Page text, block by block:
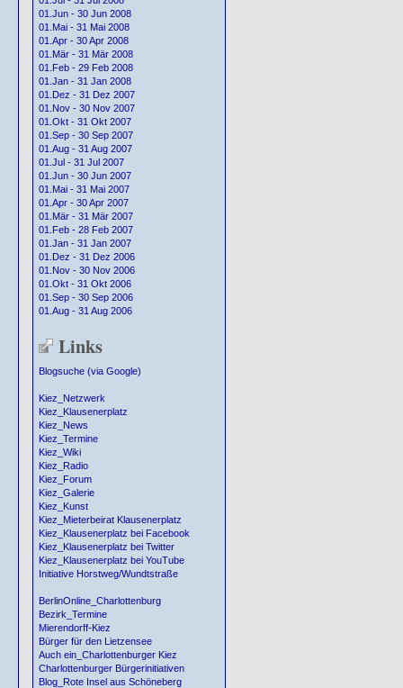
01.Jun - 30 Jun 2008
01.Mai - 31 Mai 2008
01.Apr - 30 Apr 2008
01.Mär - 31 Mär 2008
01.Feb - 29 Feb 2008
01.Jan - 31 Jan 2008
01.Dez - 31 Dez 2007
01.Nov - 30 Nov 2007
01.Okt - 31 Okt 2007
01.Sep - 30 Sep 2007
01.Aug - 31 Aug 2007
01.Jul - 31 Jul 2007
01.Jun - 30 Jun 2007
01.Mai - 31 Mai 2007
01.Apr - 30 Apr 2007
01.Mär - 31 Mär 2007
01.Feb - 28 Feb 2007
01.Jan - 31 Jan 2007
01.Dez - 31 Dez 2006
01.Nov - 30 Nov 2006
01.Okt - 31 Okt 2006
01.Sep - 30 Sep 2006
01.Aug - 31 Aug 2006
Links
Blogsuche (via Google)
Kiez_Netzwerk
Kiez_Klausenerplatz
Kiez_News
Kiez_Termine
Kiez_Wiki
Kiez_Radio
Kiez_Forum
Kiez_Galerie
Kiez_Kunst
Kiez_Mieterbeirat Klausenerplatz
Kiez_Klausenerplatz bei Facebook
Kiez_Klausenerplatz bei Twitter
Kiez_Klausenerplatz bei YouTube
Initiative Horstweg/Wundtstraße
BerlinOnline_Charlottenburg
Bezirk_Termine
Mierendorff-Kiez
Bürger für den Lietzensee
Auch ein_Charlottenburger Kiez
Charlottenburger Bürgerinitiativen
Blog_Rote Insel aus Schöneberg